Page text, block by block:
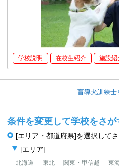
学校説明 在校生紹介 施設紹
盲導犬訓練士
条件を変更して学校をさが
[エリア・都道府県]を選択して
[エリア]
北海道 東北 関東・甲信越 東